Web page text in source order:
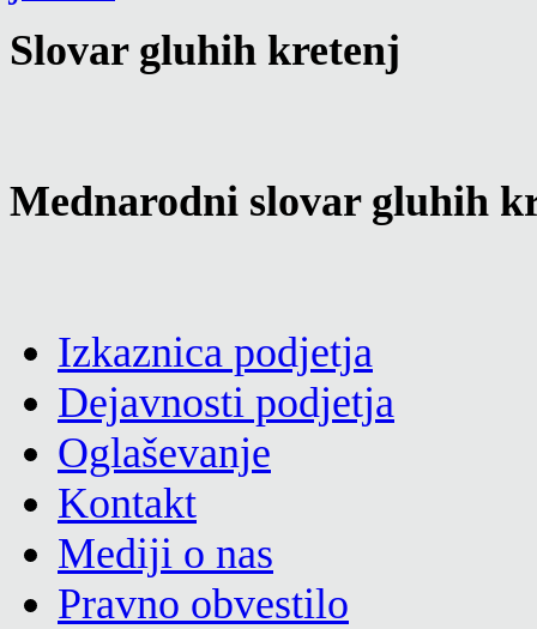
Slovar gluhih kretenj
Mednarodni slovar gluhih
Izkaznica podjetja
Dejavnosti podjetja
Oglaševanje
Kontakt
Mediji o nas
Pravno obvestilo